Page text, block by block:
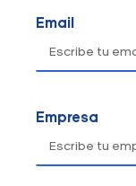
Email
Empresa